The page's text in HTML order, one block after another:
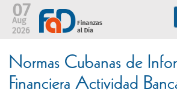
07
Aug
2026
Normas Cubanas de
Financiera Actividad